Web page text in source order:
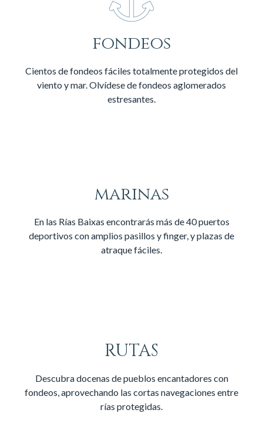
fondeos
Cientos de fondeos fáciles totalmente protegidos del
viento y mar. Olvídese de fondeos aglomerados
estresantes.
marinas
En las Rías Baixas encontrarás más de 40 puertos
deportivos con amplios pasillos y finger, y plazas de
atraque fáciles.
RUTAS
Descubra docenas de pueblos encantadores con
fondeos, aprovechando las cortas navegaciones entre
rías protegidas.